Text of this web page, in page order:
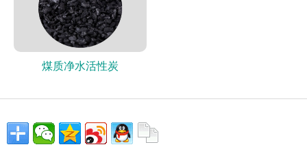
煤质净水活性炭